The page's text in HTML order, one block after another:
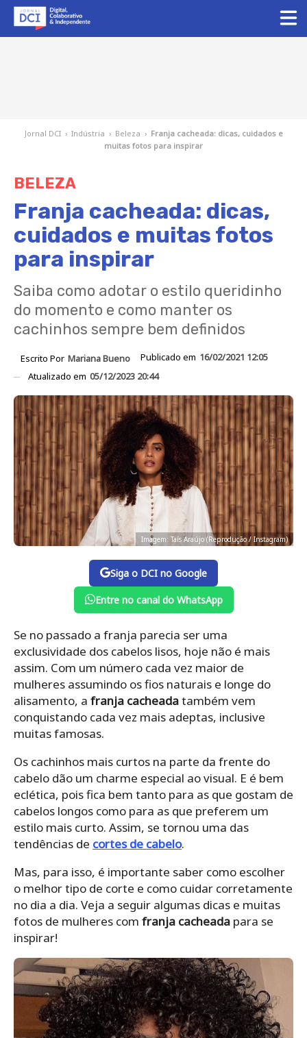
Jornal DCI › Indústria › Beleza › Franja cacheada: dicas, cuidados e
muitas fotos para inspirar
BELEZA
Franja cacheada: dicas,
cuidados e muitas fotos
para inspirar
Saiba como adotar o estilo queridinho
do momento e como manter os
cachinhos sempre bem definidos
Escrito Por Mariana Bueno Publicado em 16/02/2021 12:05
Atualizado em 05/12/2023 20:44
Imagem: Taís Araújo (Reprodução / Instagram)
Siga o DCI no Google
Entre no canal do WhatsApp
Se no passado a franja parecia ser uma
exclusividade dos cabelos lisos, hoje não é mais
assim. Com um número cada vez maior de
mulheres assumindo os fios naturais e longe do
alisamento, a franja cacheadatambém vem
conquistando cada vez mais adeptas, inclusive
muitas famosas.
Os cachinhos mais curtos na parte da frente do
cabelo dão um charme especial ao visual. E é bem
eclética, pois fica bem tanto para as que gostam de
cabelos longos como para as que preferem um
estilo mais curto. Assim, se tornou uma das
tendências de cortes de cabelo.
Mas, para isso, é importante saber como escolher
o melhor tipo de corte e como cuidar corretamente
no dia a dia. Veja a seguir algumas dicas e muitas
fotos de mulheres com franja cacheada para se
inspirar!